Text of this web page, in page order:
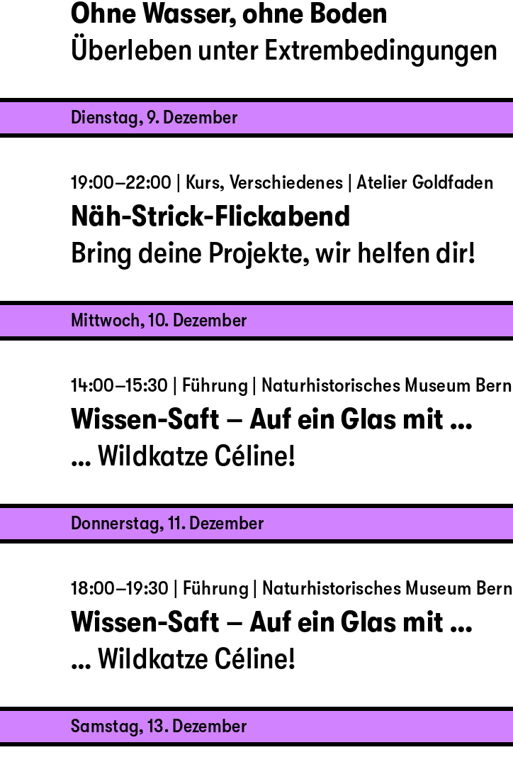
Ohne Wasser, ohne Boden
Überleben unter Extrembedingungen
Dienstag, 9. Dezember
19:00–22:00 | Kurs, Verschiedenes | Atelier Goldfaden
Näh-Strick-Flickabend
Bring deine Projekte, wir helfen dir!
Mittwoch, 10. Dezember
14:00–15:30 | Führung | Naturhistorisches Museum Bern
Wissen-Saft – Auf ein Glas mit …
… Wildkatze Céline!
Donnerstag, 11. Dezember
18:00–19:30 | Führung | Naturhistorisches Museum Bern
Wissen-Saft – Auf ein Glas mit …
… Wildkatze Céline!
Samstag, 13. Dezember